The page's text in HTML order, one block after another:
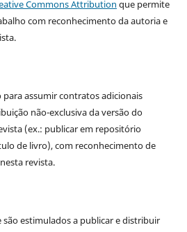
Commons Attribution que permite
com reconhecimento da autoria e
assumir contratos adicionais
não-exclusiva da versão do
(ex.: publicar em repositório
de livro), com reconhecimento de
revista.
são estimulados a publicar e distribuir